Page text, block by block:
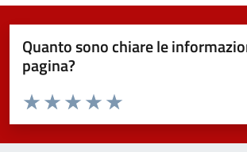
Quanto sono chiare le
pagina?
Valuta da 1 a 5 stelle la pagina
Valuta 5 stelle su 5
Valuta 4 stelle su 5
Valuta 3 stelle su 5
Valuta 2 stelle su 5
Valuta 1 stelle su 5